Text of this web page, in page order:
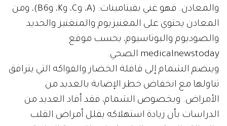
والمعادن. فهو غني بفيتامينات: (A، وC، وK، وB6)، ومن
المعادن يحتوي على المغنيزيوم والمنغنيز والحديد
والصوديوم والبوتاسيوم، بحسب موقع
medicalnewstoday الصحي.
وينضم الشمام إلى قافلة الخضار والفواكه التي يترافق
تناولها مع انخفاض خطر الإصابة بالعديد من
الأمراض. وبخصوص الشمام، فقد أفاد العديد من
الدراسات بأن زيادة استهلاكه يقلل أمراض القلب